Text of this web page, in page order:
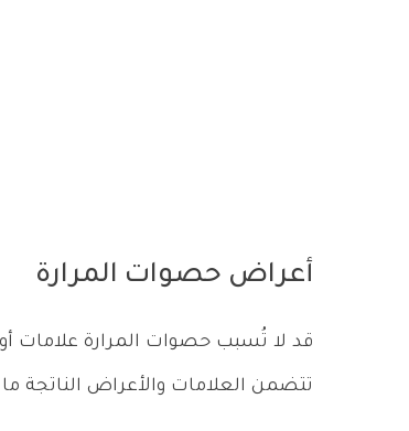
أعراض حصوات المرارة
قد لا تُسبب حصوات المرارة علامات
تتضمن العلامات والأعراض الناتجة ما